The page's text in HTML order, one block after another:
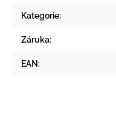
Kategorie:
Záruka:
EAN: